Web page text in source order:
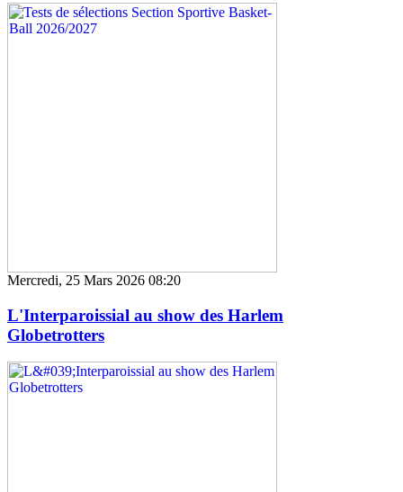
Mercredi, 25 Mars 2026 08:20
L'Interparoissial au show des Harlem
Globetrotters